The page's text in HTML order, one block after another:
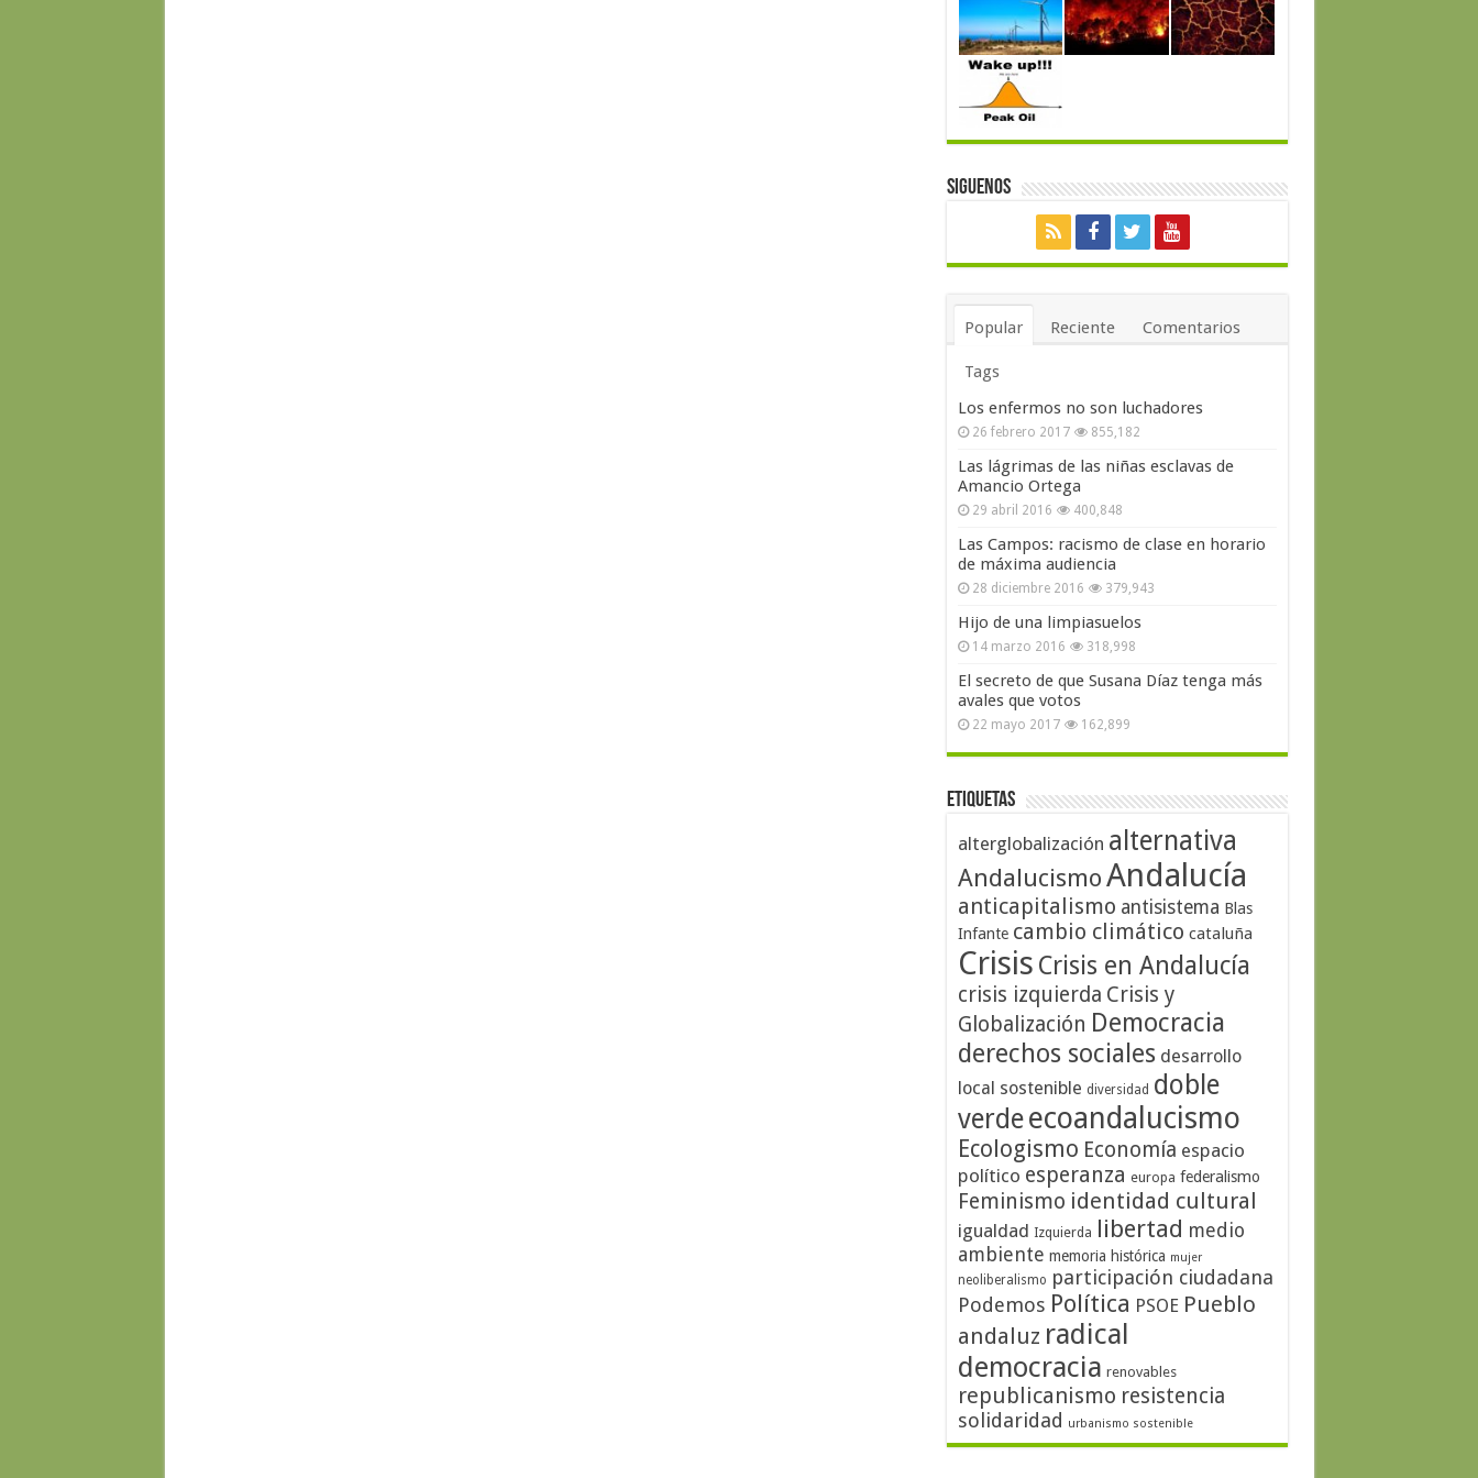
Siguenos
Popular Reciente Comentarios
Tags
Los enfermos no son luchadores
26 febrero 2017 855,182
Las lágrimas de las niñas esclavas de
Amancio Ortega
29 abril 2016 400,848
Las Campos: racismo de clase en horario
de máxima audiencia
28 diciembre 2016 379,943
Hijo de una limpiasuelos
14 marzo 2016 318,998
El secreto de que Susana Díaz tenga más
avales que votos
22 mayo 2017 162,899
Etiquetas
alterglobalización alternativa
AndalucismoAndalucía
anticapitalismo antisistema Blas
Infante cambio climático cataluña
Crisis Crisis en Andalucía
crisis izquierda Crisis y
Globalización Democracia
derechos sociales desarrollo
local sostenible diversidad doble
verdeecoandalucismo
Ecologismo Economía espacio
político esperanza europa federalismo
Feminismo identidad cultural
igualdad Izquierda libertad medio
ambiente memoria histórica mujer
neoliberalismo participación ciudadana
Podemos Política PSOE Pueblo
andaluz radical
democracia renovables
republicanismo resistencia
solidaridad urbanismo sostenible